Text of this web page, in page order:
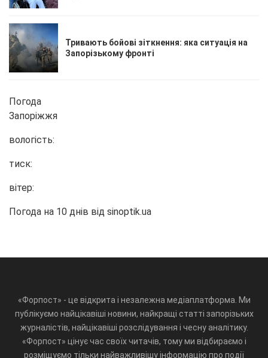
Тривають бойові зіткнення: яка ситуація на
Запорізькому фронті
Погода
Запоріжжя
вологість:
тиск:
вітер:
Погода на 10 днів від sinoptik.ua
«Форпост» - це відкрита і незалежна медіаплатформа. Ми
публікуємо найцікавіші новини, найкращі статті запорізьких
журналістів, найцікавіші розслідування і чесну аналітику.
«Форпост» цінує час своїх читачів, тому ми відбираємо і
розміщуємо тільки найважливішу інформацію про події